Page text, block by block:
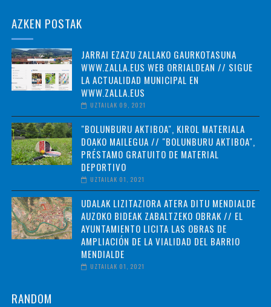
AZKEN POSTAK
JARRAI EZAZU ZALLAKO GAURKOTASUNA
WWW.ZALLA.EUS WEB ORRIALDEAN // SIGUE
LA ACTUALIDAD MUNICIPAL EN
WWW.ZALLA.EUS
UZTAILAK 09, 2021
"BOLUNBURU AKTIBOA", KIROL MATERIALA
DOAKO MAILEGUA // "BOLUNBURU AKTIBOA",
PRÉSTAMO GRATUITO DE MATERIAL
DEPORTIVO
UZTAILAK 01, 2021
UDALAK LIZITAZIORA ATERA DITU MENDIALDE
AUZOKO BIDEAK ZABALTZEKO OBRAK // EL
AYUNTAMIENTO LICITA LAS OBRAS DE
AMPLIACIÓN DE LA VIALIDAD DEL BARRIO
MENDIALDE
UZTAILAK 01, 2021
RANDOM